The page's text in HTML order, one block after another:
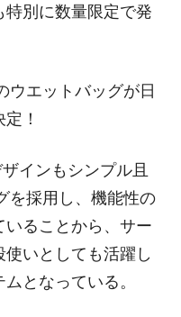
特別に数量限定で発
ウエットバッグが日
！
インもシンプル且
を採用し、機能性の
ることから、サー
いとしても活躍し
となっている。